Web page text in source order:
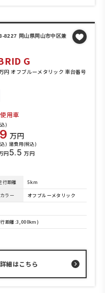
8227 岡山県岡山市中区兼
G
オフブルーメタリック 車台番号
用車
)
万円
)
円
諸費用(税込)
5.5 万円
行距離
5km
カラー
オフブルーメタリック
距離:3,000km)
詳細はこちら